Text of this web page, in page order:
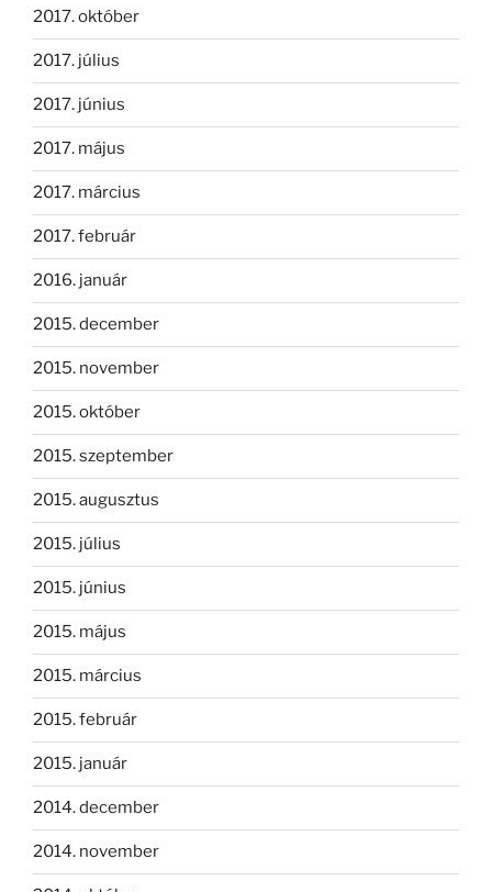
2017. október
2017. július
2017. június
2017. május
2017. március
2017. február
2016. január
2015. december
2015. november
2015. október
2015. szeptember
2015. augusztus
2015. július
2015. június
2015. május
2015. március
2015. február
2015. január
2014. december
2014. november